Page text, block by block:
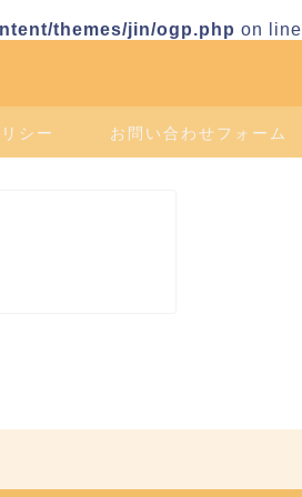
themes/jin/ogp.php on line
シー お問い合わせフォーム